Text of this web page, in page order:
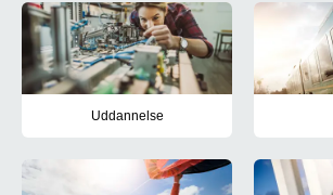
Uddannelse